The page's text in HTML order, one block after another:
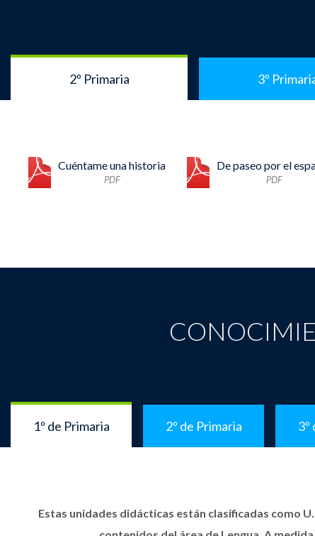
2º Primaria 3º
Cuéntame una historia
PDF
De paseo por el
PDF
1º de Primaria 2º de Primaria 3º
Estas unidades didácticas están clasificadas como